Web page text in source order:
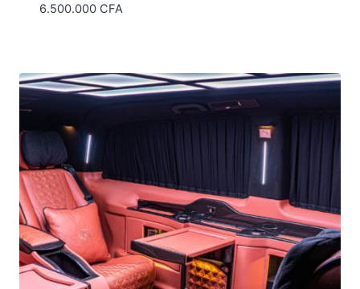
6.500.000 CFA